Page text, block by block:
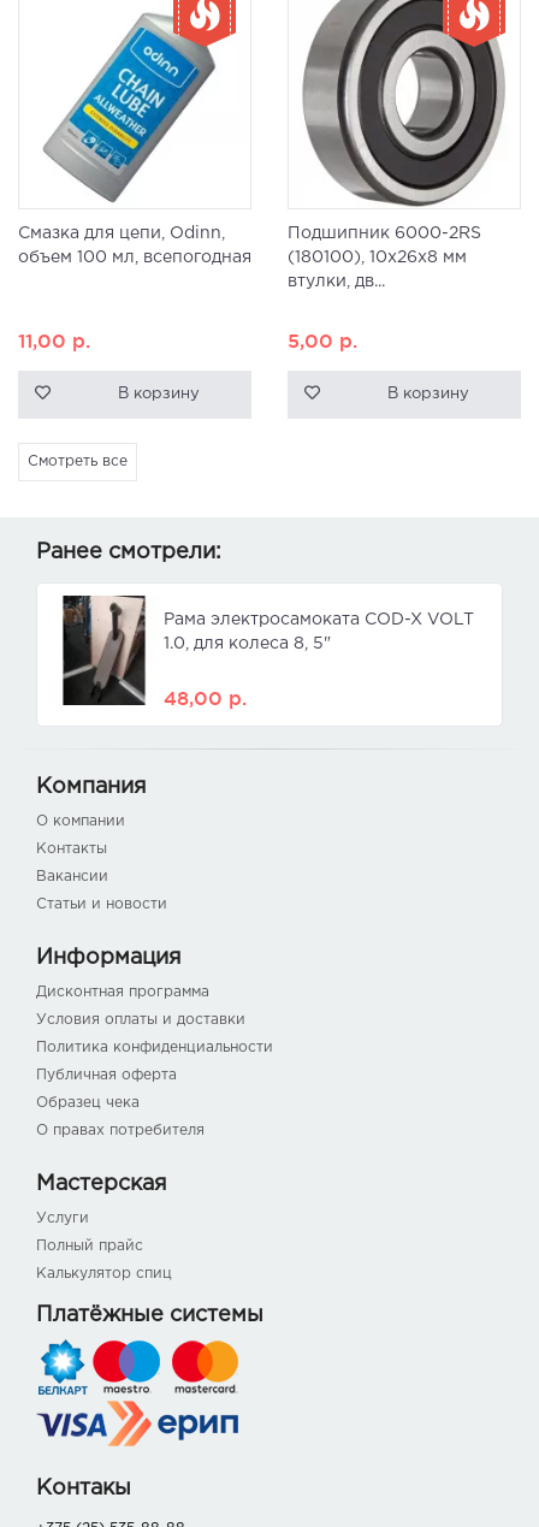
Смазка для цепи, Odinn,
объем 100 мл, всепогодная
11,00 р.
В корзину
Подшипник 6000-2RS
(180100), 10x26x8 мм
втулки, дв...
5,00 р.
В корзину
Смотреть все
Ранее смотрели:
Рама электросамоката COD-X VOLT
1.0, для колеса 8, 5"
48,00 р.
Компания
О компании
Контакты
Вакансии
Статьи и новости
Информация
Дисконтная программа
Условия оплаты и доставки
Политика конфиденциальности
Публичная оферта
Образец чека
О правах потребителя
Мастерская
Услуги
Полный прайс
Калькулятор спиц
Платёжные системы
Контакы